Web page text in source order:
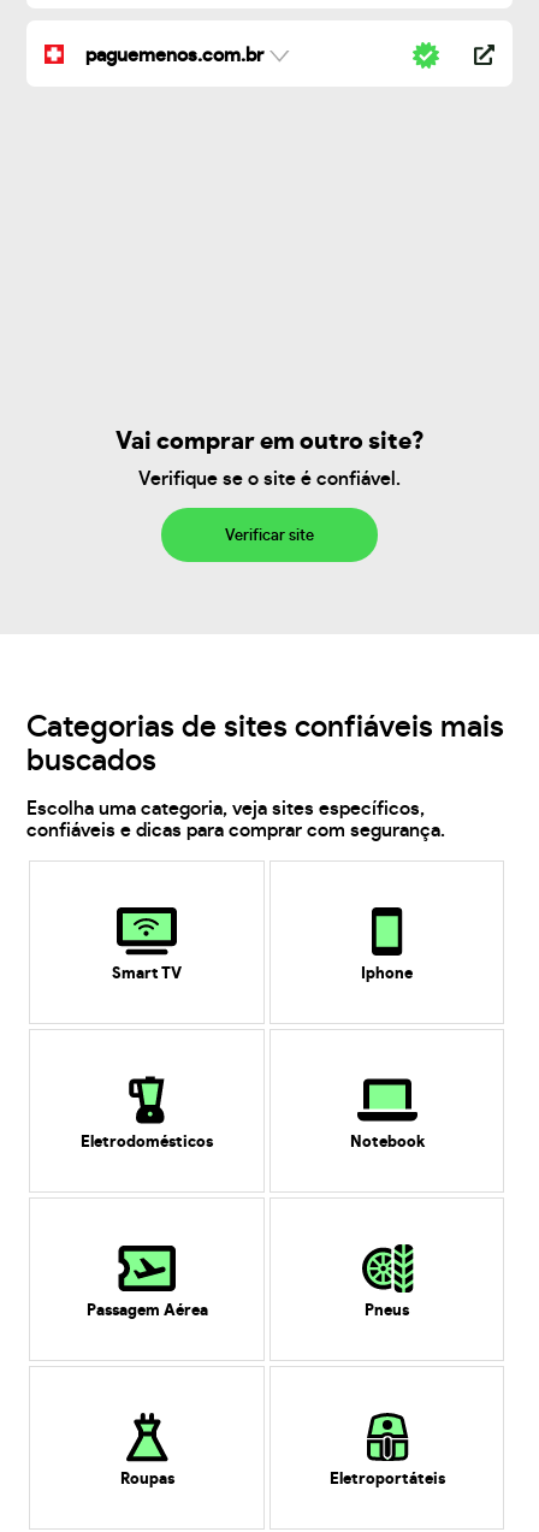
paguemenos.com.br
Vai comprar em outro site?
Verifique se o site é confiável.
Verificar site
Categorias de sites confiáveis mais
buscados
Escolha uma categoria, veja sites específicos,
confiáveis e dicas para comprar com segurança.
Smart TV Iphone
Eletrodomésticos Notebook
Passagem Aérea Pneus
Roupas Eletroportáteis